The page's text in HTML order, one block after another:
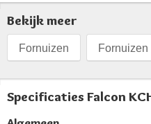
Bekijk meer
Fornuizen Fornuizen
Specificaties Falcon